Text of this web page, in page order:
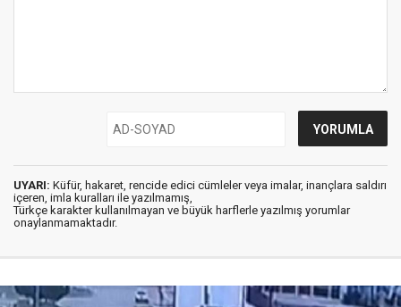
UYARI: Küfür, hakaret, rencide edici cümleler veya imalar, inançlara saldırı
içeren, imla kuralları ile yazılmamış,
Türkçe karakter kullanılmayan ve büyük harflerle yazılmış yorumlar
onaylanmamaktadır.